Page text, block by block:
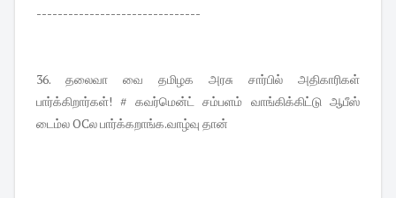
-------------------------------
36. தலைவா வை தமிழக அரசு சார்பில் அதிகாரிகள்
பார்க்கிறார்கள்! # கவர்மென்ட் சம்பளம் வாங்கிக்கிட்டு ஆபீஸ்
டைம்ல OCல பார்க்கறாங்க.வாழ்வு தான்